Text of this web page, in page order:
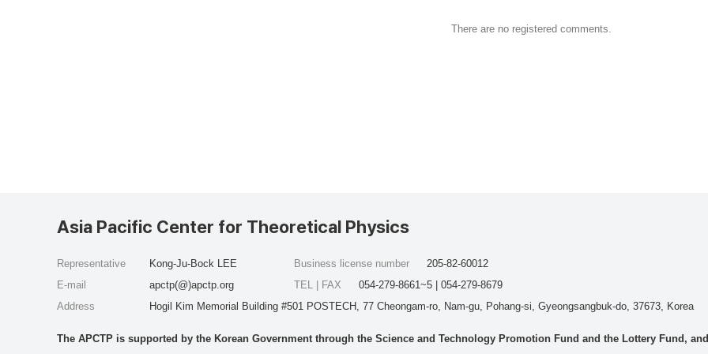
There are no registered comments.
Asia Pacific Center for Theoretical Physics
Representative
Kong-Ju-Bock LEE
E-mail
apctp(@)apctp.org
Address
Hogil Kim Memorial Building #501 POSTECH, 77 Cheongam-ro, Nam-gu, Pohang-si, Gyeongsangbuk-do, 37673, Korea
Business license number
205-82-60012
TEL | FAX
054-279-8661~5 | 054-279-8679
The APCTP is supported by the Korean Government through the Science and Technology Promotion Fund and the Lottery Fund,